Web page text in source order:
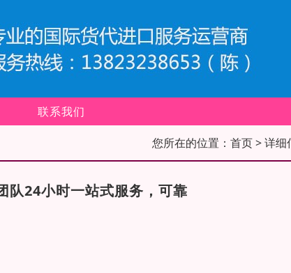
联系我们
您所在的位置： 首页> 详细
队24小时一站式服务，可靠